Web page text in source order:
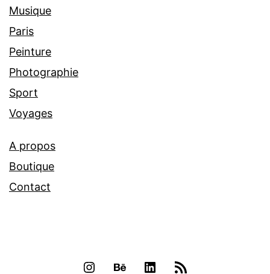
Musique
Paris
Peinture
Photographie
Sport
Voyages
A propos
Boutique
Contact
INSTAGRAM
BEHANCELINKEDIN